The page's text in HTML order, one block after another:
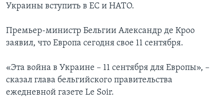
Украины вступить в ЕС и НАТО.
Премьер-министр Бельгии Александр де Кроо
заявил, что Европа сегодня свое 11 сентября.
«Эта война в Украине – 11 сентября для Европы», –
сказал глава бельгийского правительства
ежедневной газете Le Soir.